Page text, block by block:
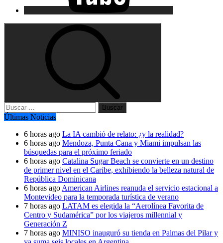
Buscar:
Últimas Noticias
6 horas ago La IA cambió de relato: ¿y la realidad?
6 horas ago Mendoza, Punta Cana y Miami impulsan las
búsquedas para el próximo feriado
6 horas ago Catalina Sugar Beach se convierte en un destino
de primer nivel en el Caribe, exhibiendo la belleza natural de
República Dominicana
6 horas ago American Airlines reanuda el servicio estacional a
Montevideo para la temporada turística de verano
7 horas ago LATAM es elegida la “Aerolínea Favorita de
Centro y Sudamérica” por los viajeros millennial y
Generación Z
7 horas ago MINISO inauguró su tienda en Palmas del Pilar y